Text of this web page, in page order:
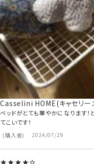
Casselini HOME(キャセリー
購入者 2024/07/29
ベッドがとても華やかになります
てこいです！